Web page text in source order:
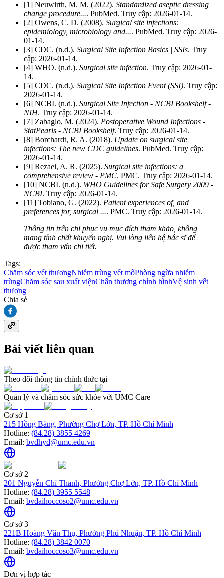
[1] Neuwirth, M. M. (2022). Standardized aseptic dressing
change procedure.... PubMed. Truy cập: 2026-01-14.
[2] Owens, C. D. (2008). Surgical site infections:
epidemiology, microbiology and.... PubMed. Truy cập: 2026-
01-14.
[3] CDC. (n.d.). Surgical Site Infection Basics | SSIs. Truy
cập: 2026-01-14.
[4] WHO. (n.d.). Surgical site infection. Truy cập: 2026-01-
14.
[5] CDC. (n.d.). Surgical Site Infection Event (SSI). Truy cập:
2026-01-14.
[6] NCBI. (n.d.). Surgical Site Infection - NCBI Bookshelf -
NIH. Truy cập: 2026-01-14.
[7] Zabaglo, M. (2024). Postoperative Wound Infections -
StatPearls - NCBI Bookshelf. Truy cập: 2026-01-14.
[8] Borchardt, R. A. (2018). Update on surgical site
infections: The new CDC guidelines. PubMed. Truy cập:
2026-01-14.
[9] Rezaei, A. R. (2025). Surgical site infections: a
comprehensive review - PMC. PMC. Truy cập: 2026-01-14.
[10] NCBI. (n.d.). WHO Guidelines for Safe Surgery 2009 -
NCBI. Truy cập: 2026-01-14.
[11] Tobiano, G. (2022). Patient experiences of, and
preferences for, surgical .... PMC. Truy cập: 2026-01-14.
Thông tin trên chỉ phục vụ mục đích tham khảo, không
mang tính chất khuyến nghị. Vui lòng liên hệ bác sĩ để
được tham vấn chi tiết.
Tags:
Chăm sóc vết thươngNhiễm trùng vết mổPhòng ngừa nhiễm
trùngChăm sóc sau xuất việnChấn thương chỉnh hìnhVệ sinh vết
thương
Chia sẻ
Bài viết liên quan
Theo dõi thông tin chính thức tại
Quản lý và chăm sóc sức khỏe với UMC Care
Cơ sở 1
215 Hồng Bàng, Phường Chợ Lớn, TP. Hồ Chí Minh
Hotline: (84.28) 3855 4269
Email: bvdhyd@umc.edu.vn
Cơ sở 2
201 Nguyễn Chí Thanh, Phường Chợ Lớn, TP. Hồ Chí Minh
Hotline: (84.28) 3955 5548
Email: bvdaihoccoso2@umc.edu.vn
Cơ sở 3
221B Hoàng Văn Thụ, Phường Phú Nhuận, TP. Hồ Chí Minh
Hotline: (84.28) 3842 0070
Email: bvdaihoccoso3@umc.edu.vn
Đơn vị hợp tác